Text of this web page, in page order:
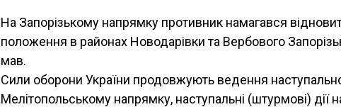
На Запорізькому напрямку противник намагався
положення в районах Новодарівки та Вербового
мав.
Сили оборони України продовжують ведення
Мелітопольському напрямку, наступальні (штурмові) дії